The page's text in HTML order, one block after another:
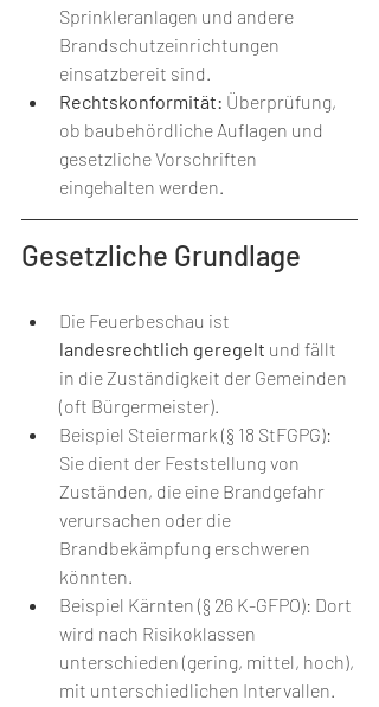
Sprinkleranlagen und andere
Brandschutzeinrichtungen
einsatzbereit sind.
Rechtskonformität: Überprüfung,
ob baubehördliche Auflagen und
gesetzliche Vorschriften
eingehalten werden.
Gesetzliche Grundlage
Die Feuerbeschau ist
landesrechtlich geregelt und fällt
in die Zuständigkeit der Gemeinden
(oft Bürgermeister).
Beispiel Steiermark (§ 18 StFGPG):
Sie dient der Feststellung von
Zuständen, die eine Brandgefahr
verursachen oder die
Brandbekämpfung erschweren
könnten.
Beispiel Kärnten (§ 26 K-GFPO): Dort
wird nach Risikoklassen
unterschieden (gering, mittel, hoch),
mit unterschiedlichen Intervallen.